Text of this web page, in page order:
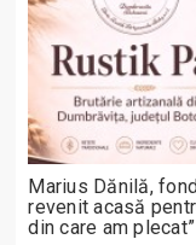
Marius Dănilă,
revenit acasă
din care am plecat”